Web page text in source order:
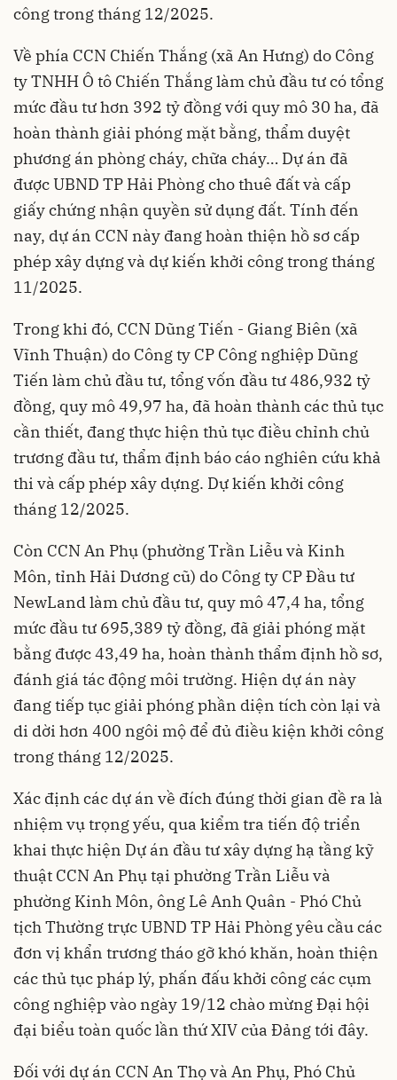
công trong tháng 12/2025.
Về phía CCN Chiến Thắng (xã An Hưng) do Công
ty TNHH Ô tô Chiến Thắng làm chủ đầu tư có tổng
mức đầu tư hơn 392 tỷ đồng với quy mô 30 ha, đã
hoàn thành giải phóng mặt bằng, thẩm duyệt
phương án phòng cháy, chữa cháy… Dự án đã
được UBND TP Hải Phòng cho thuê đất và cấp
giấy chứng nhận quyền sử dụng đất. Tính đến
nay, dự án CCN này đang hoàn thiện hồ sơ cấp
phép xây dựng và dự kiến khởi công trong tháng
11/2025.
Trong khi đó, CCN Dũng Tiến - Giang Biên (xã
Vĩnh Thuận) do Công ty CP Công nghiệp Dũng
Tiến làm chủ đầu tư, tổng vốn đầu tư 486,932 tỷ
đồng, quy mô 49,97 ha, đã hoàn thành các thủ tục
cần thiết, đang thực hiện thủ tục điều chỉnh chủ
trương đầu tư, thẩm định báo cáo nghiên cứu khả
thi và cấp phép xây dựng. Dự kiến khởi công
tháng 12/2025.
Còn CCN An Phụ (phường Trần Liễu và Kinh
Môn, tỉnh Hải Dương cũ) do Công ty CP Đầu tư
NewLand làm chủ đầu tư, quy mô 47,4 ha, tổng
mức đầu tư 695,389 tỷ đồng, đã giải phóng mặt
bằng được 43,49 ha, hoàn thành thẩm định hồ sơ,
đánh giá tác động môi trường. Hiện dự án này
đang tiếp tục giải phóng phần diện tích còn lại và
di dời hơn 400 ngôi mộ để đủ điều kiện khởi công
trong tháng 12/2025.
Xác định các dự án về đích đúng thời gian đề ra là
nhiệm vụ trọng yếu, qua kiểm tra tiến độ triển
khai thực hiện Dự án đầu tư xây dựng hạ tầng kỹ
thuật CCN An Phụ tại phường Trần Liễu và
phường Kinh Môn, ông Lê Anh Quân - Phó Chủ
tịch Thường trực UBND TP Hải Phòng yêu cầu các
đơn vị khẩn trương tháo gỡ khó khăn, hoàn thiện
các thủ tục pháp lý, phấn đấu khởi công các cụm
công nghiệp vào ngày 19/12 chào mừng Đại hội
đại biểu toàn quốc lần thứ XIV của Đảng tới đây.
Đối với dự án CCN An Thọ và An Phụ, Phó Chủ